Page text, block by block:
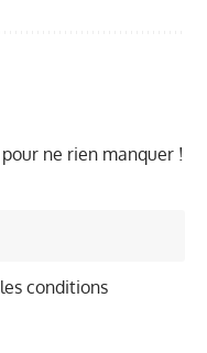
ne rien manquer !
conditions